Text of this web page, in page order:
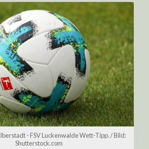
- FSV Luckenwalde Wett-Tipp. / Bild:
Shutterstock.com